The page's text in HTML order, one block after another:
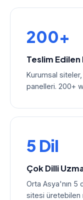
200+
Teslim Edilen
Kurumsal
panelleri. 200+
5 Dil
Çok Dilli
Orta Asya'nın 5
sitesi üretebilen